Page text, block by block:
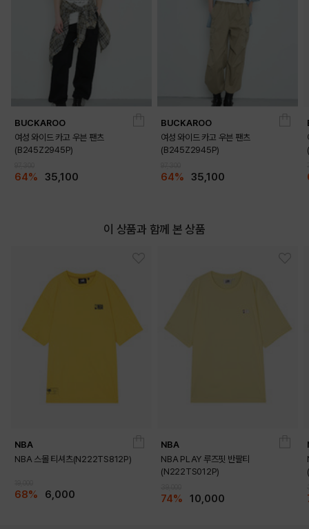
BUCKAROO
여성 와이드 카고 우븐 팬츠
(B245Z2945P)
64% 35,100
BUCKAROO
여성 와이드 카고 우븐 팬츠
(B245Z2945P)
64% 35,100
이 상품과 함께 본 상품
NBA
NBA 스몰 티셔츠(N222TS812P)
68% 6,000
NBA
NBA PLAY 루즈핏 반팔티
(N222TS012P)
74% 10,000